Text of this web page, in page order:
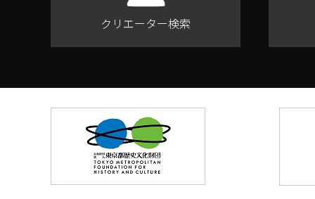
クリエーター検索